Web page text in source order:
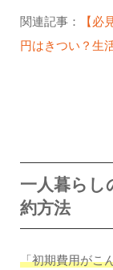
関連記事：
【
円はきつい？生
一人暮らし
約方法
「初期費用がこ